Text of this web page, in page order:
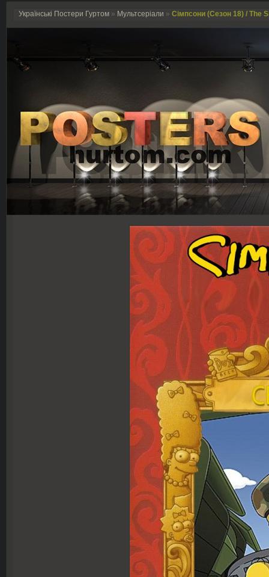
Українські Постери Гуртом » Мультсеріали » Сімпсони (Сезон 18) / The